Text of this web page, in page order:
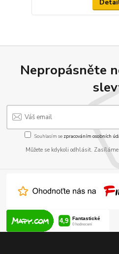
Nepropásněte
Souhlasím se zpracováním osobních
Můžete se kdykoli odhlásit.